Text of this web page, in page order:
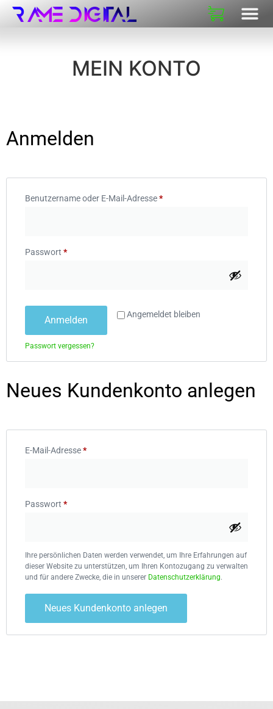
MEIN KONTO
Anmelden
Benutzername oder E-Mail-Adresse*
Passwort *
Angemeldet bleiben
Anmelden
Passwort vergessen?
Neues Kundenkonto anlegen
E-Mail-Adresse*
Passwort *
Ihre persönlichen Daten werden verwendet, um Ihre Erfahrungen auf
dieser Website zu unterstützen, um Ihren Kontozugang zu verwalten
und für andere Zwecke, die in unserer Datenschutzerklärung.
Neues Kundenkonto anlegen